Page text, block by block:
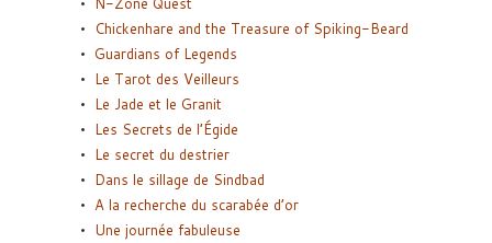
Chickenhare and the Treasure of Spiking-Beard
Guardians of Legends
Le Tarot des Veilleurs
Le Jade et le Granit
Les Secrets de l’Égide
Le secret du destrier
Dans le sillage de Sindbad
A la recherche du scarabée d’or
Une journée fabuleuse